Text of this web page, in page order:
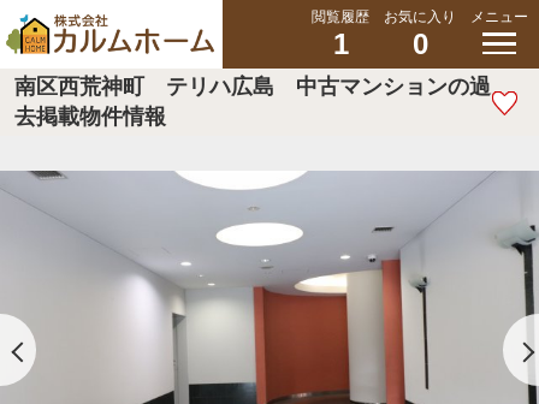
閲覧履歴
1
お気に入り
0
メニュー
南区西荒神町 テリハ広島 中古マンションの過
去掲載物件情報